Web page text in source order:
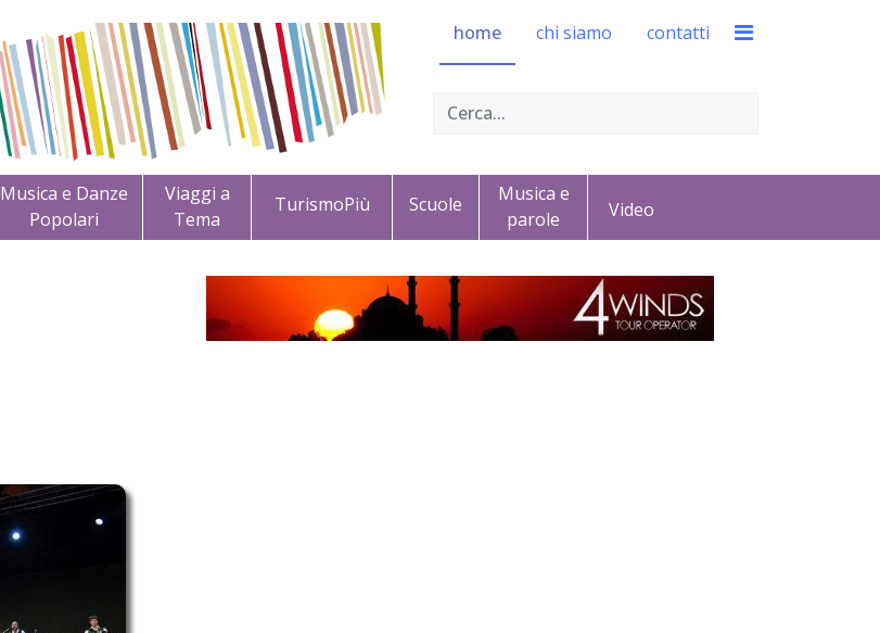
home chi siamo contatti
Musica e Danze
Popolari
Viaggi a
Tema
TurismoPiù Scuole
Musica e
parole
Video